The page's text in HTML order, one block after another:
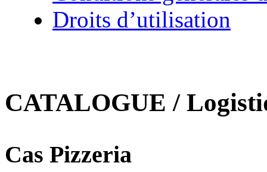
Droits d’utilisation
CATALOGUE /
Cas Pizzeria